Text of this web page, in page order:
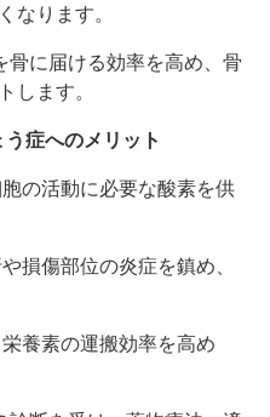
なります。
に届ける効率を高め、骨
します。
症へのメリット
の活動に必要な酸素を供
損傷部位の炎症を鎮め、
養素の運搬効率を高め